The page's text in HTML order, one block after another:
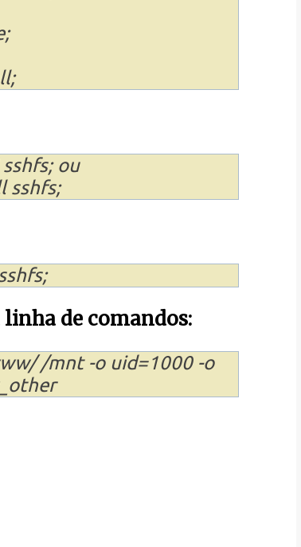
ou
sshfs;
de comandos:
/mnt -o uid=1000 -o